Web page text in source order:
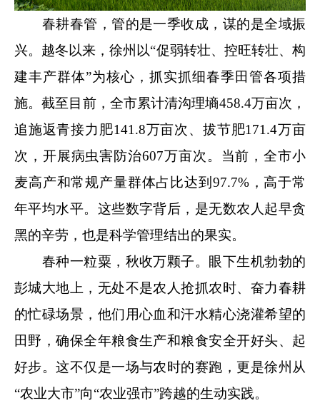
春耕春管，管的是一季收成，谋的是全域振
兴。越冬以来，徐州以“促弱转壮、控旺转壮、构
建丰产群体”为核心，抓实抓细春季田管各项措
施。截至目前，全市累计清沟理墒458.4万亩次，
追施返青接力肥141.8万亩次、拔节肥171.4万亩
次，开展病虫害防治607万亩次。当前，全市小
麦高产和常规产量群体占比达到97.7%，高于常
年平均水平。这些数字背后，是无数农人起早贪
黑的辛劳，也是科学管理结出的果实。
春种一粒粟，秋收万颗子。眼下生机勃勃的
彭城大地上，无处不是农人抢抓农时、奋力春耕
的忙碌场景，他们用心血和汗水精心浇灌希望的
田野，确保全年粮食生产和粮食安全开好头、起
好步。这不仅是一场与农时的赛跑，更是徐州从
“农业大市”向“农业强市”跨越的生动实践。